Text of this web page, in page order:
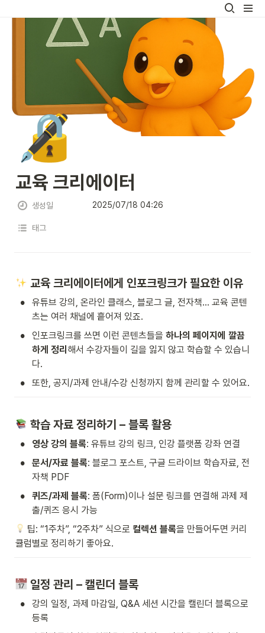
🔏
교육 크리에이터
생성일 2025/07/18 04:26
태그
교육 크리에이터에게 인포크링크가 필요한 이유
•
유튜브 강의, 온라인 클래스, 블로그 글, 전자책… 교육 콘텐
츠는 여러 채널에 흩어져 있죠.
• 인포크링크를 쓰면 이런 콘텐츠들을 하나의 페이지에 깔끔
하게 정리 해서 수강자들이 길을 잃지 않고 학습할 수 있습니
다.
• 또한, 공지/과제 안내/수강 신청까지 함께 관리할 수 있어요.
학습 자료 정리하기 – 블록 활용
• 영상 강의 블록: 유튜브 강의 링크, 인강 플랫폼 강좌 연결
• 문서/자료 블록: 블로그 포스트, 구글 드라이브 학습자료, 전
자책 PDF
• 퀴즈/과제 블록: 폼(Form)이나 설문 링크를 연결해 과제 제
출/퀴즈 응시 가능
팁: “1주차”, “2주차” 식으로 컬렉션 블록을 만들어두면 커리
큘럼별로 정리하기 좋아요.
일정 관리 – 캘린더 블록
•
강의 일정, 과제 마감일, Q&A 세션 시간을 캘린더 블록으로
등록